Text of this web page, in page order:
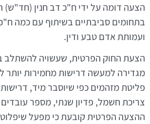
הצעה דומה על ידי ח"כ דב חנין (חד"ש)
בתחומים סביבתיים בשיתוף עם כמה
ועמותת אדם טבע ודין.
הצעת החוק הפרטית, שעשויה
מגדירה למעשה דרישות מחמירות יותר
פליטת מזהמים כפי שיוסבר מיד, דרישות
צריכת חשמל, פדיון שנתי, מספר עובדים
ההצעה הפרטית קובעת כי מפעל שיפלוט